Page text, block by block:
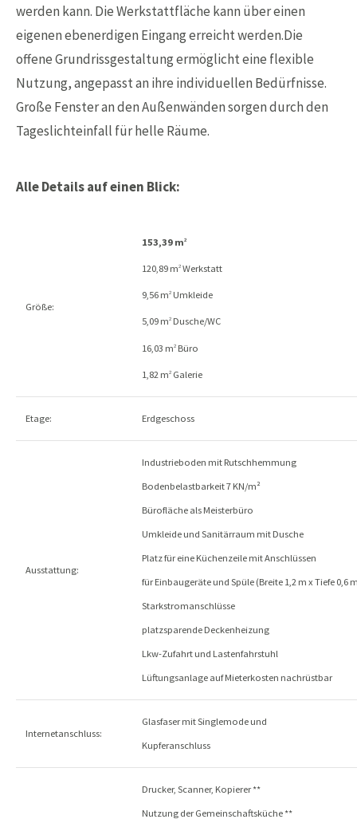
werden kann. Die Werkstattfläche kann über einen
eigenen ebenerdigen Eingang erreicht werden.Die
offene Grundrissgestaltung ermöglicht eine flexible
Nutzung, angepasst an ihre individuellen Bedürfnisse.
Große Fenster an den Außenwänden sorgen durch den
Tageslichteinfall für helle Räume.
Alle Details auf einen Blick:
Größe:
153,39 m2
120,89 m2 Werkstatt
9,56 m2 Umkleide
5,09 m2 Dusche/WC
16,03 m2 Büro
1,82 m2 Galerie
Etage: Erdgeschoss
Ausstattung:
Industrieboden mit Rutschhemmung
Bodenbelastbarkeit 7 KN/m²
Bürofläche als Meisterbüro
Umkleide und Sanitärraum mit Dusche
Platz für eine Küchenzeile mit Anschlüssen
für Einbaugeräte und Spüle (Breite 1,2 m x Tiefe 0,6
Starkstromanschlüsse
platzsparende Deckenheizung
Lkw-Zufahrt und Lastenfahrstuhl
Lüftungsanlage auf Mieterkosten nachrüstbar
Internetanschluss:
Glasfaser mit Singlemode und
Kupferanschluss
Drucker, Scanner, Kopierer **
Nutzung der Gemeinschaftsküche **